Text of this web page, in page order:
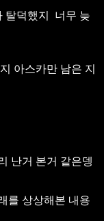
탈덕했지
너무 늦
아스카만 남은 지
난거 본거 같은뎅
를 상상해본 내용